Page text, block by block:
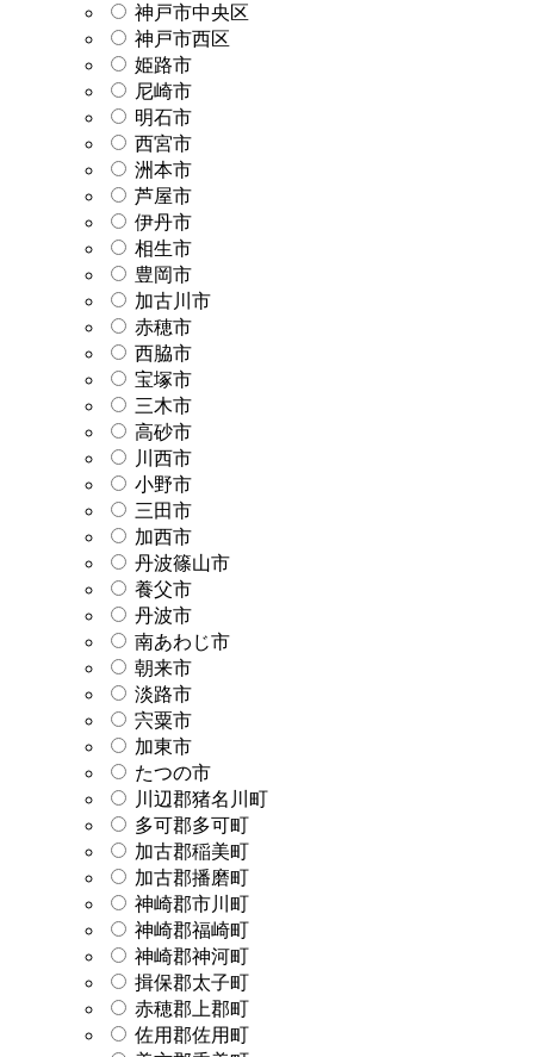
神戸市中央区
神戸市西区
姫路市
尼崎市
明石市
西宮市
洲本市
芦屋市
伊丹市
相生市
豊岡市
加古川市
赤穂市
西脇市
宝塚市
三木市
高砂市
川西市
小野市
三田市
加西市
丹波篠山市
養父市
丹波市
南あわじ市
朝来市
淡路市
宍粟市
加東市
たつの市
川辺郡猪名川町
多可郡多可町
加古郡稲美町
加古郡播磨町
神崎郡市川町
神崎郡福崎町
神崎郡神河町
揖保郡太子町
赤穂郡上郡町
佐用郡佐用町